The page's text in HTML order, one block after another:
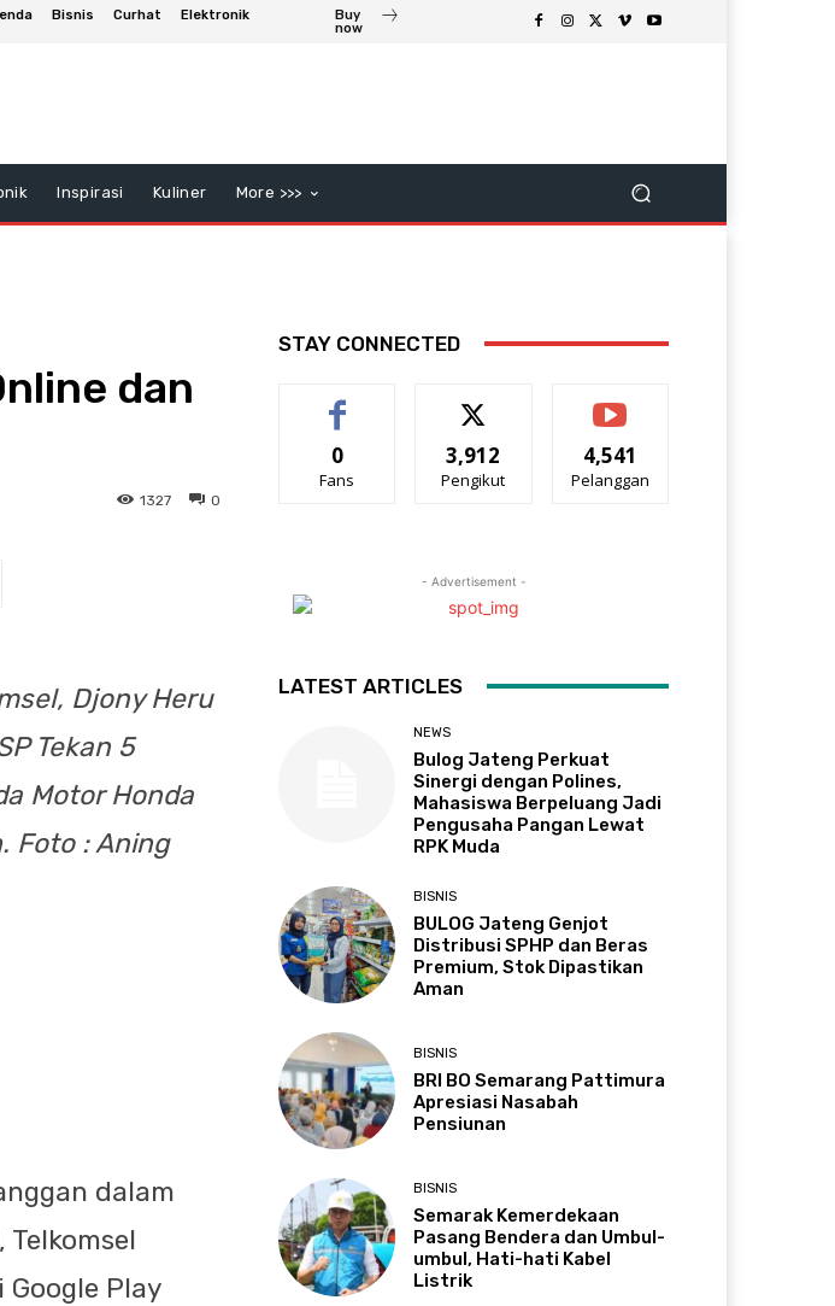
Bisnis Curhat
Elektronik
Buy
now
Inspirasi Kuliner More >>>
dan
0
1327
Djony Heru
Tekan 5
Motor Honda
Foto : Aning
dalam
Play
STAY CONNECTED
0
Fans
3,912
Pengikut
4,541
Pelanggan
- Advertisement -
LATEST ARTICLES
NEWS
Bulog Jateng Perkuat
Sinergi dengan Polines,
Mahasiswa Berpeluang Jadi
Pengusaha Pangan Lewat
RPK Muda
BISNIS
BULOG Jateng Genjot
Distribusi SPHP dan Beras
Premium, Stok Dipastikan
Aman
BISNIS
BRI BO Semarang Pattimura
Apresiasi Nasabah
Pensiunan
BISNIS
Semarak Kemerdekaan
Pasang Bendera dan Umbul-
umbul, Hati-hati Kabel
Listrik